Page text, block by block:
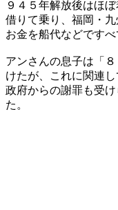
９４５年解放後はほ
借りて乗り、福岡・
お金を船代などです
アンさんの息子は「
けたが、これに関連
政府からの謝罪も受
た。